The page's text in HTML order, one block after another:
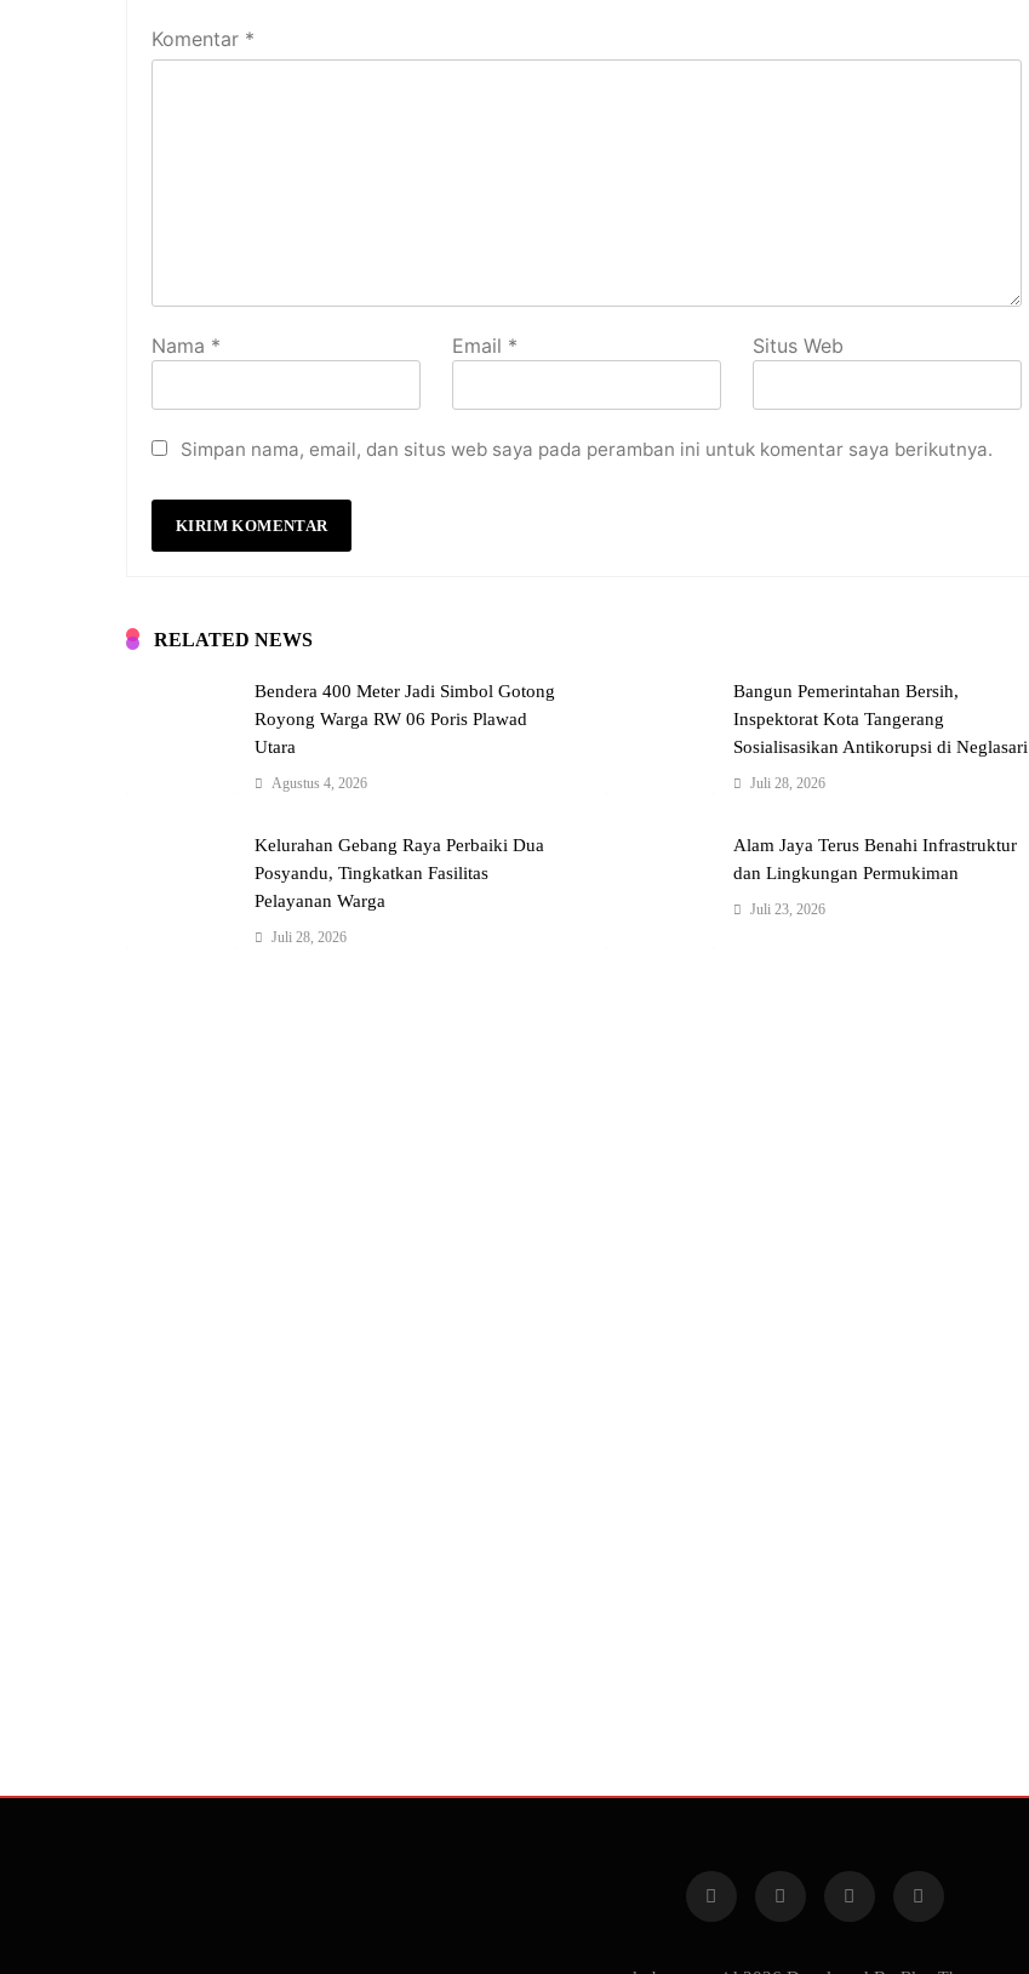
Komentar *
Nama * Email * Situs Web
Simpan nama, email, dan situs web saya pada peramban ini untuk komentar saya berikutnya.
RELATED NEWS
Bendera 400 Meter Jadi Simbol Gotong
Royong Warga RW 06 Poris Plawad
Utara
Agustus 4, 2026
Bangun Pemerintahan Bersih,
Inspektorat Kota Tangerang
Sosialisasikan Antikorupsi di Neglasari
Juli 28, 2026
Kelurahan Gebang Raya Perbaiki Dua
Posyandu, Tingkatkan Fasilitas
Pelayanan Warga
Juli 28, 2026
Alam Jaya Terus Benahi Infrastruktur
dan Lingkungan Permukiman
Juli 23, 2026